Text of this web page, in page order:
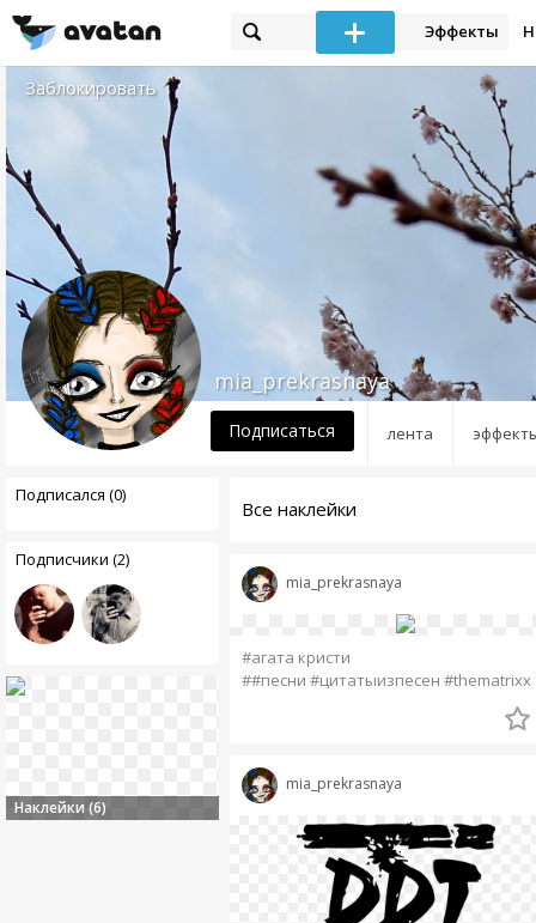
Эффекты
Заблокировать
лента
mia_prekrasnaya
Подписаться
Подписался (0)
Подписчики (2)
Наклейки (6)
Все наклейки
mia_prekrasnaya
#агата кристи
##песни #цитатыизпесен #thematrixx
mia_prekrasnaya